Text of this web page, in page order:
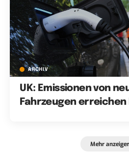
ARCHIV
UK: Emissionen von
Fahrzeugen
Mehr